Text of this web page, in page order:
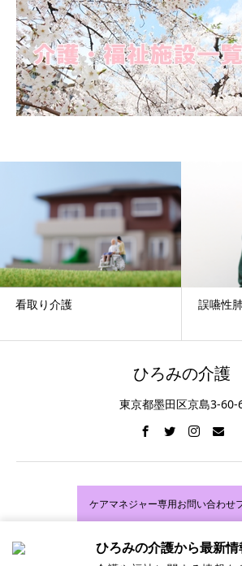
誤嚥性肺炎 老年症
ひろみの介護
東京都墨田区京島3-60-
ケアマネジャー専用お問い合わせ
ひろみの介護から最新